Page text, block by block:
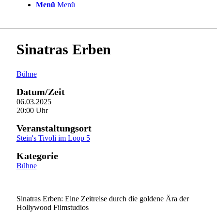
Menü Menü
Sinatras Erben
Bühne
Datum/Zeit
06.03.2025
20:00 Uhr
Veranstaltungsort
Stein's Tivoli im Loop 5
Kategorie
Bühne
Sinatras Erben: Eine Zeitreise durch die goldene Ära der
Hollywood Filmstudios